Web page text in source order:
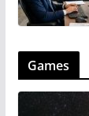
Games